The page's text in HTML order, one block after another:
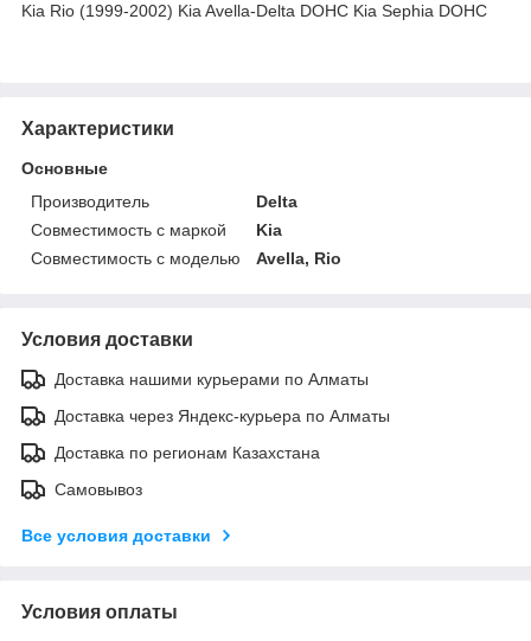
Kia Rio (1999-2002) Kia Avella-Delta DOHC Kia Sephia DOHC
Характеристики
Основные
Производитель
Delta
Совместимость с маркой
Kia
Совместимость с моделью
Avella, Rio
Условия доставки
Доставка нашими курьерами по Алматы
Доставка через Яндекс-курьера по Алматы
Доставка по регионам Казахстана
Самовывоз
Все условия доставки
Условия оплаты